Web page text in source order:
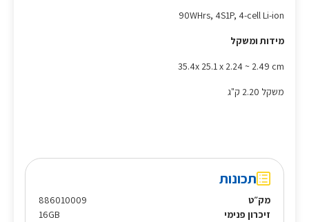
90WHrs, 4S1P, 4-cell Li-ion
מידות ומשקל
35.4x 25.1 x 2.24 ~ 2.49 cm
משקל 2.20 ק"ג
תכונות
מק״ט
886010009
זיכרון פנימי
16GB